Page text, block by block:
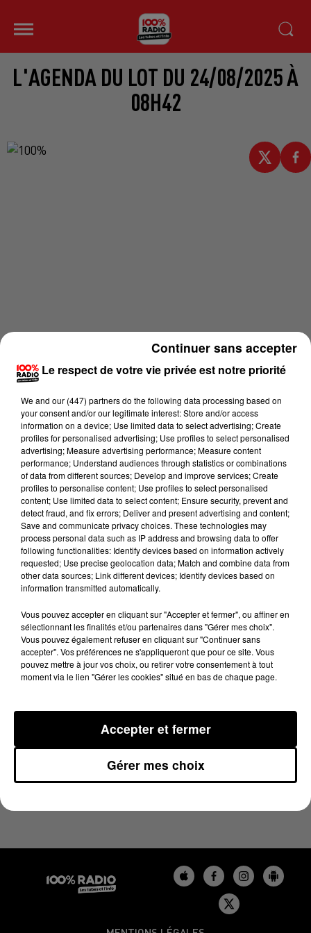
L'AGENDA DU LOT DU 24/08/2025 À
08H42
Lecture (1 min 9 sec)
100%
24 août 2025 - 1 min 9 sec
L'AGENDA DU LOT DU 24/08/2025 À 08H42
Le respect de votre vie privée est notre priorité
We and our (447) partnersdo the following data processing based on
your consent and/or our legitimate interest: Store and/or access
information on a device; Use limited data to select advertising; Create
profiles for personalised advertising; Use profiles to select personalised
advertising; Measure advertising performance; Measure content
performance; Understand audiences through statistics or combinations
of data from different sources; Develop and improve services; Create
profiles to personalise content; Use profiles to select personalised
content; Use limited data to select content; Ensure security, prevent and
detect fraud, and fix errors; Deliver and present advertising and content;
Save and communicate privacy choices. These technologies may
process personal data such as IP address and browsing data to offer
following functionalities: Identify devices based on information actively
requested; Use precise geolocation data; Match and combine data from
other data sources; Link different devices; Identify devices based on
information transmitted automatically.
Vous pouvez accepter en cliquant sur "Accepter et fermer", ou affiner en
sélectionnant les finalités et/ou partenaires dans "Gérer mes choix".
Vous pouvez également refuser en cliquant sur "Continuer sans
accepter". Vos préférences ne s'appliqueront que pour ce site. Vous
pouvez mettre à jour vos choix, ou retirer votre consentement à tout
moment via le lien "Gérer les cookies" situé en bas de chaque page.
Gérer mes choix
Accepter et fermer
Continuer sans accepter